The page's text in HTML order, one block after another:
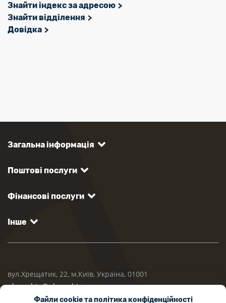
Знайти індекс за адресою
Знайти відділення
Довідка
Загальна інформація
Поштові послуги
Фінансові послуги
Інше
вул.Хрещатик, 22, м.Київ, Україна, 01001
ukrposhta@ukrposhta.ua
Файли cookie та політика конфіденційності